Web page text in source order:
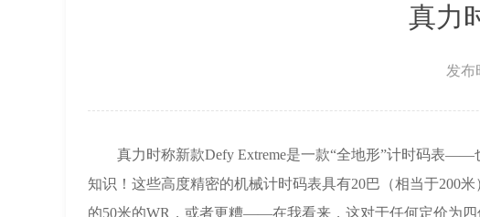
真力
发布
真力时称新款Defy Extreme是一款“全地形”计时码表——
知识！这些高度精密的机械计时码表具有20巴（相当于200
的50米的WR，或者更糟——在我看来，这对于任何定价为